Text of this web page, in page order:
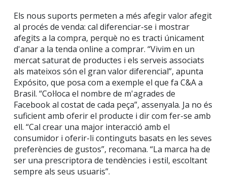
Els nous suports permeten a més afegir valor afegit
al procés de venda: cal diferenciar-se i mostrar
afegits a la compra, perquè no es tracti únicament
d'anar a la tenda online a comprar. “Vivim en un
mercat saturat de productes i els serveis associats
als mateixos són el gran valor diferencial”, apunta
Expósito, que posa com a exemple el que fa C&A a
Brasil. “Col·loca el nombre de m'agrades de
Facebook al costat de cada peça”, assenyala. Ja no és
suficient amb oferir el producte i dir com fer-se amb
ell. “Cal crear una major interacció amb el
consumidor i oferir-li continguts basats en les seves
preferències de gustos”, recomana. “La marca ha de
ser una prescriptora de tendències i estil, escoltant
sempre als seus usuaris”.